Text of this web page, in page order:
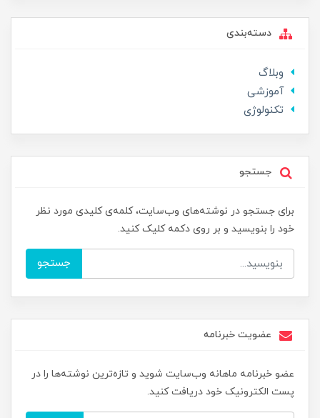
دسته‌بندی
وبلاگ
آموزشی
تکنولوژی
جستجو
برای جستجو در نوشته‌های وب‌سایت، کلمه‌ی کلیدی مورد نظر
خود را بنویسید و بر روی دکمه کلیک کنید.
جستجو
عضویت خبرنامه
عضو خبرنامه ماهانه وب‌سایت شوید و تازه‌ترین نوشته‌ها را در
پست الکترونیک خود دریافت کنید.